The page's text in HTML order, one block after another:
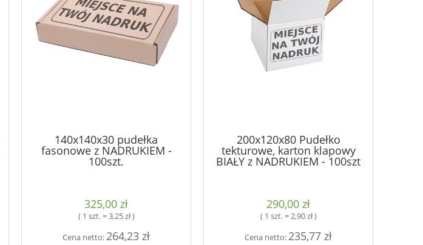
140x140x30 pudełka
fasonowe z NADRUKIEM -
100szt.
325,00 zł
( 1 szt. = 3,25 zł )
Cena netto: 264,23 zł
200x120x80 Pudełko
tekturowe, karton klapowy
BIAŁY z NADRUKIEM - 100szt
290,00 zł
( 1 szt. = 2,90 zł )
Cena netto: 235,77 zł